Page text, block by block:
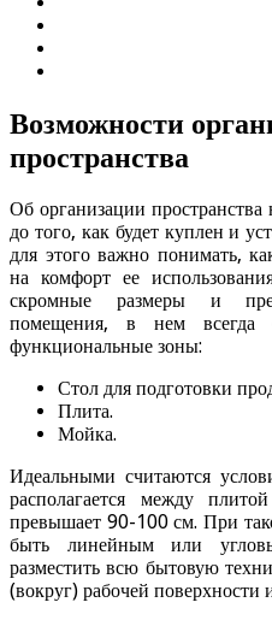
Возможности
пространства
Об организации пространства
до того, как будет куплен и
для этого важно понимать,
на комфорт ее
скромные размеры и
помещения, в нем всегда
функциональные зоны:
Стол для подготовки
Плита.
Мойка.
Идеальными считаются
располагается между
превышает 90-100 см. При
быть линейным или
разместить всю бытовую
(вокруг) рабочей поверхности